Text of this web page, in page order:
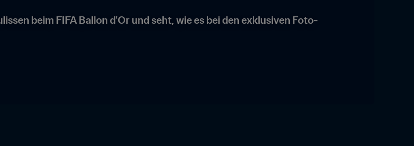
beim FIFA Ballon d'Or und seht, wie es bei den exklusiven Foto-